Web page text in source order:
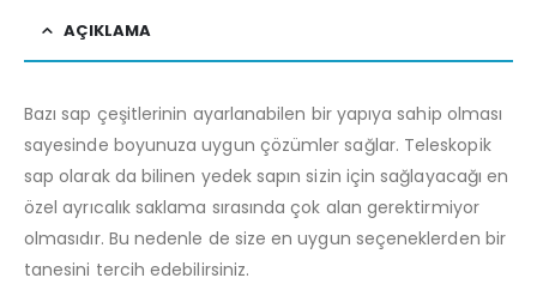
AÇIKLAMA
Bazı sap çeşitlerinin ayarlanabilen bir yapıya sahip olması
sayesinde boyunuza uygun çözümler sağlar. Teleskopik
sap olarak da bilinen yedek sapın sizin için sağlayacağı en
özel ayrıcalık saklama sırasında çok alan gerektirmiyor
olmasıdır. Bu nedenle de size en uygun seçeneklerden bir
tanesini tercih edebilirsiniz.